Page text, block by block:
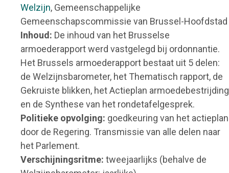
Welzijn, Gemeenschappelijke
Gemeenschapscommissie van Brussel-Hoofdstad
Inhoud: De inhoud van het Brusselse
armoederapport werd vastgelegd bij ordonnantie.
Het Brussels armoederapport bestaat uit 5 delen:
de Welzijnsbarometer, het Thematisch rapport, de
Gekruiste blikken, het Actieplan armoedebestrijding
en de Synthese van het rondetafelgesprek.
Politieke opvolging: goedkeuring van het actieplan
door de Regering. Transmissie van alle delen naar
het Parlement.
Verschijningsritme: tweejaarlijks (behalve de